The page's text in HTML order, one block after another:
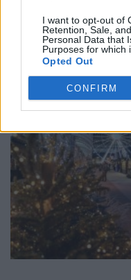
I want to opt-out of
Retention, Sale,
Personal Data that
Purposes for which
Opted Out
CONFIRM